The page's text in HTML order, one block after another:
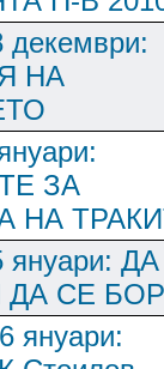
декември:
НА
ЗА
НА
януари: ДА
ДА СЕ
януари: